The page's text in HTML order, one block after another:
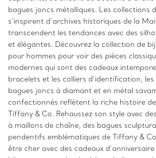
bagues joncs métalliques. Les collections
s’inspirent d’archives historiques de la
transcendent les tendances avec des
et élégantes. Découvrez la collection de
pour hommes pour voir des pièces
modernes qui sont des cadeaux
bracelets et les colliers d’identification, les
bagues joncs à diamant et en métal
confectionnés reflètent la riche histoire
Tiffany & Co. Rehaussez son style avec
à maillons de chaîne, des bagues
pendentifs emblématiques de Tiffany &
être cher avec des cadeaux